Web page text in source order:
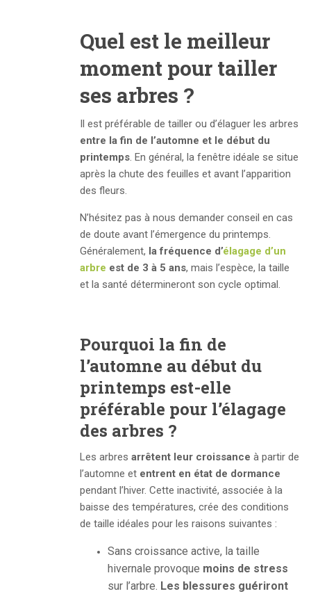
Quel est le meilleur
moment pour tailler
ses arbres ?
Il est préférable de tailler ou d’élaguer les arbres
entre la fin de l’automne et le début du
printemps. En général, la fenêtre idéale se situe
après la chute des feuilles et avant l’apparition
des fleurs.
N’hésitez pas à nous demander conseil en cas
de doute avant l’émergence du printemps.
Généralement, la fréquence d’élagage d’un
arbre est de 3 à 5 ans, mais l’espèce, la taille
et la santé détermineront son cycle optimal.
Pourquoi la fin de
l’automne au début du
printemps est-elle
préférable pour l’élagage
des arbres ?
Les arbres arrêtent leur croissance à partir de
l’automne et entrent en état de dormance
pendant l’hiver. Cette inactivité, associée à la
baisse des températures, crée des conditions
de taille idéales pour les raisons suivantes :
Sans croissance active, la taille
hivernale provoque moins de stress
sur l’arbre. Les blessures guériront